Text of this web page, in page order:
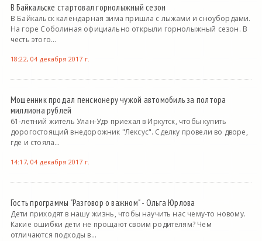
В Байкальске стартовал горнолыжный сезон
В Байкальск календарная зима пришла с лыжами и сноубордами.
На горе Соболиная официально открыли горнолыжный сезон. В
честь этого...
18:22, 04 декабря 2017 г.
Мошенник продал пенсионеру чужой автомобиль за полтора
миллиона рублей
61-летний житель Улан-Удэ приехал в Иркутск, чтобы купить
дорогостоящий внедорожник "Лексус". Сделку провели во дворе,
где и стояла...
14:17, 04 декабря 2017 г.
Гость программы "Разговор о важном" - Ольга Юрлова
Дети приходят в нашу жизнь, чтобы научить нас чему-то новому.
Какие ошибки дети не прощают своим родителям? Чем
отличаются подходы в...